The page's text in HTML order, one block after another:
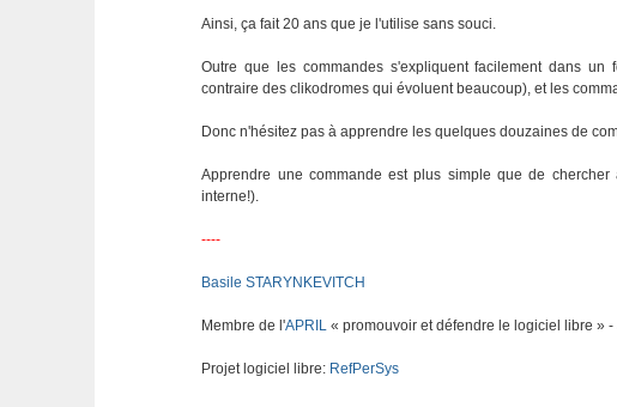
Ainsi, ça fait 20 ans que je l'utilise sans souci.
Outre que les commandes s'expliquent facilement dans
contraire des clikodromes qui évoluent beaucoup), et les
Donc n'hésitez pas à apprendre les quelques douzaines de
Apprendre une commande est plus simple que de
interne!).
----
Basile STARYNKEVITCH
Membre de l'APRIL « promouvoir et défendre le logiciel libre »
Projet logiciel libre: RefPerSys